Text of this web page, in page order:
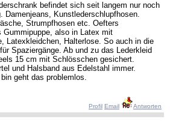
befindet sich seit langem nur noch
Damenjeans, Kunstlederschlupfhosen.
Strumpfhosen etc. Oefters
Gummipuppe, also in Latex mit
Latexkleidchen, Halterlose. So auch in die
Spaziergänge. Ab und zu das Lederkleid
15 cm mit Schlösschen gesichert.
und Halsband aus Edelstahl immer.
geht das problemlos.
Profil Email Antworten